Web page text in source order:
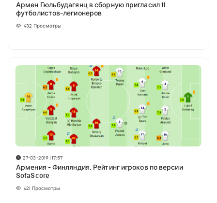
Армен Гюльбудагянц в сборную пригласил 11
футболистов-легионеров
432 Просмотры
27-03-2019 | 17:57
Армения - Финляндия: Рейтинг игроков по версии
SofaScore
421 Просмотры